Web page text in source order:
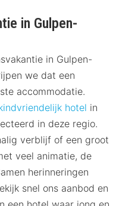
in Gulpen-
in Gulpen-
we dat een
accommodatie.
hotel in
in deze regio.
verblijf of een groot
veel animatie, de
herinneringen
snel ons aanbod en